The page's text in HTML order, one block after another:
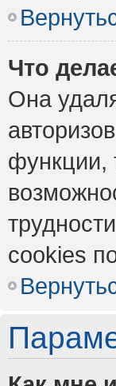
Что
Она
функции,
cookies